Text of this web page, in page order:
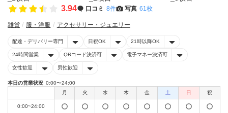
3.94 口コミ 8件 写真 61枚
雑貨 服・洋服 アクセサリー・ジュエリー
配達・デリバリー専門 日祝OK 21時以降OK
24時間営業 QRコード決済可 電子マネー決済可
女性歓迎 男性歓迎
本日の営業状況 0:00〜24:00
月
火 水 木 金 土 日 祝
0:00~24:00